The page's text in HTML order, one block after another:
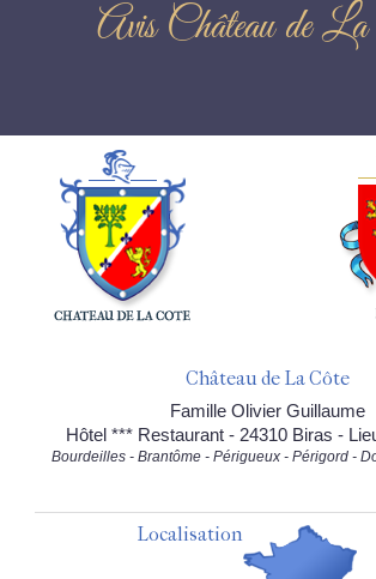
Avis Château de
Château de La Côte
Famille Olivier Guillaume
Hôtel *** Restaurant - 24310 Biras -
Bourdeilles - Brantôme - Périgueux - Périgord -
Localisation